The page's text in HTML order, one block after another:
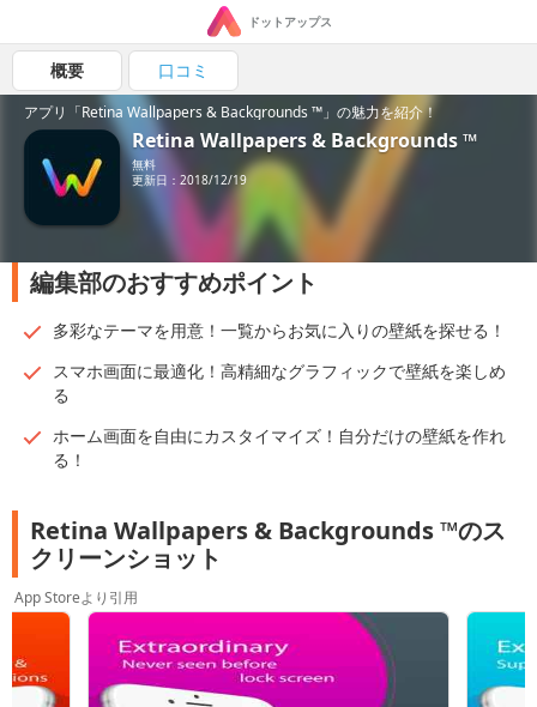
ドットアップス
概要 口コミ
アプリ「Retina Wallpapers & Backgrounds ™」の魅力を紹介！
Retina Wallpapers & Backgrounds ™
無料
更新日：2018/12/19
編集部のおすすめポイント
多彩なテーマを用意！一覧からお気に入りの壁紙を探せる！
スマホ画面に最適化！高精細なグラフィックで壁紙を楽しめ
る
ホーム画面を自由にカスタイマイズ！自分だけの壁紙を作れ
る！
Retina Wallpapers & Backgrounds ™のス
クリーンショット
App Storeより引用